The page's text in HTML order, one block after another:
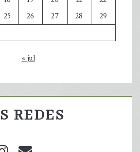
25 26 27 28
29
« jul
REDES